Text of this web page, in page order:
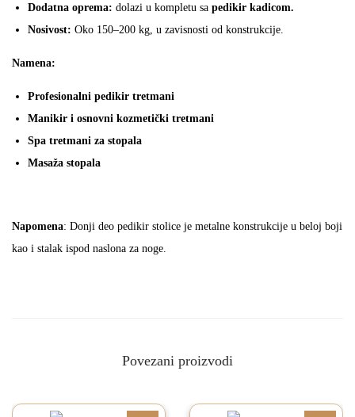
a
Dodatna oprema: dolazi u kompletu sa pedikir kadicom.
Nosivost: Oko 150–200 kg, u zavisnosti od konstrukcije.
Namena:
Profesionalni pedikir tretmani
Manikir i osnovni kozmetički tretmani
Spa tretmani za stopala
Masaža stopala
Napomena: Donji deo pedikir stolice je metalne konstrukcije u beloj boji
kao i stalak ispod naslona za noge.
Povezani proizvodi